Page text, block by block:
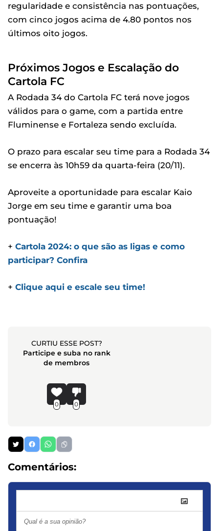
regularidade e consistência nas pontuações,
com cinco jogos acima de 4.80 pontos nos
últimos oito jogos.
Próximos Jogos e Escalação do
Cartola FC
A Rodada 34 do Cartola FC terá nove jogos
válidos para o game, com a partida entre
Fluminense e Fortaleza sendo excluída.
O prazo para escalar seu time para a Rodada 34
se encerra às 10h59 da quarta-feira (20/11).
Aproveite a oportunidade para escalar Kaio
Jorge em seu time e garantir uma boa
pontuação!
+ Cartola 2024: o que são as ligas e como
participar? Confira
+ Clique aqui e escale seu time!
CURTIU ESSE POST?
Participe e suba no rank
de membros
0 0
Comentários: